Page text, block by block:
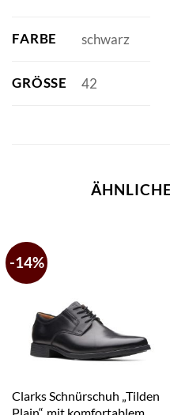
FARBE schwarz
GRÖSSE 42
-14%
Clarks Schnürschuh „Tilden